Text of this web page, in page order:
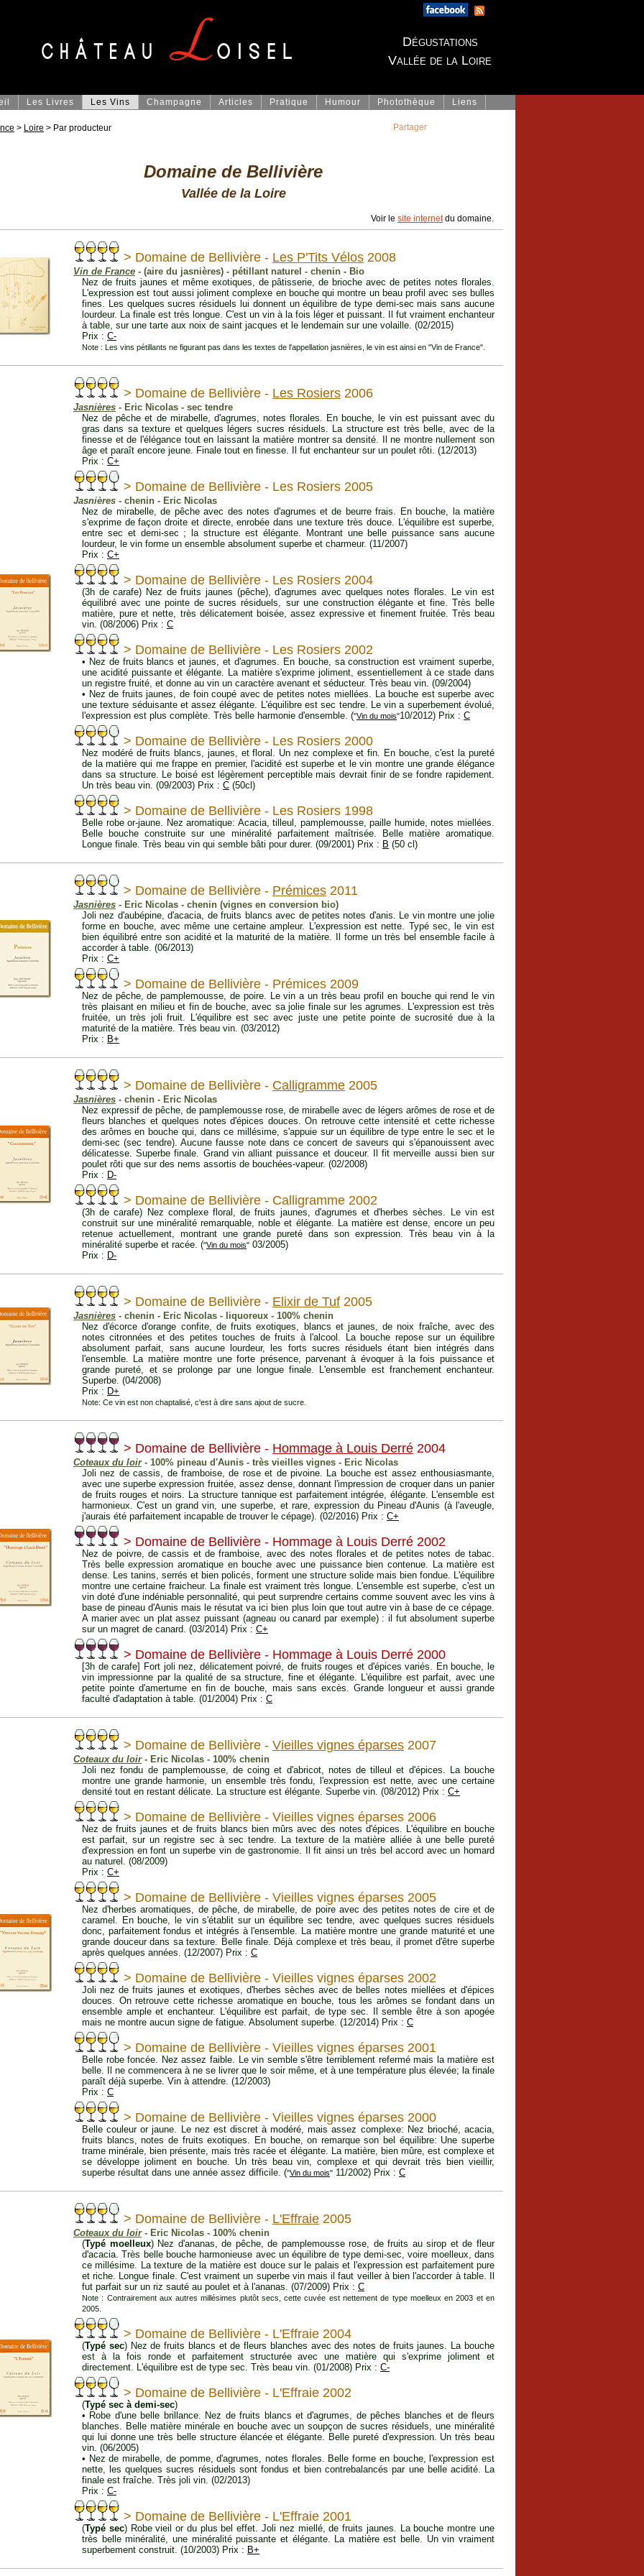
Dégustations
Vallée de la Loire
Les Livres Les Vins Champagne Articles Pratique Humour Photothèque Liens
> Loire > Par producteur
Domaine de Bellivière
Vallée de la Loire
Voir le site internetdu domaine.
> Domaine de Bellivière - Les P'Tits Vélos 2008
Vin de France - (aire du jasnières) - pétillant naturel - chenin - Bio
Nez de fruits jaunes et même exotiques, de pâtisserie, de brioche avec de petites notes florales.
L'expression est tout aussi joliment complexe en bouche qui montre un beau profil avec ses bulles
fines. Les quelques sucres résiduels lui donnent un équilibre de type demi-sec mais sans aucune
lourdeur. La finale est très longue. C'est un vin à la fois léger et puissant. Il fut vraiment enchanteur
à table, sur une tarte aux noix de saint jacques et le lendemain sur une volaille. (02/2015)
Prix : C-
Note : Les vins pétillants ne figurant pas dans les textes de l'appellation jasnières, le vin est ainsi en "Vin de France".
> Domaine de Bellivière - Les Rosiers 2006
Jasnières - Eric Nicolas - sec tendre
Nez de pêche et de mirabelle, d'agrumes, notes florales. En bouche, le vin est puissant avec du
gras dans sa texture et quelques légers sucres résiduels. La structure est très belle, avec de la
finesse et de l'élégance tout en laissant la matière montrer sa densité. Il ne montre nullement son
âge et paraît encore jeune. Finale tout en finesse. Il fut enchanteur sur un poulet rôti. (12/2013)
Prix : C+
> Domaine de Bellivière - Les Rosiers 2005
Jasnières - chenin - Eric Nicolas
Nez de mirabelle, de pêche avec des notes d'agrumes et de beurre frais. En bouche, la matière
s'exprime de façon droite et directe, enrobée dans une texture très douce. L'équilibre est superbe,
entre sec et demi-sec ; la structure est élégante. Montrant une belle puissance sans aucune
lourdeur, le vin forme un ensemble absolument superbe et charmeur. (11/2007)
Prix : C+
> Domaine de Bellivière - Les Rosiers 2004
(3h de carafe) Nez de fruits jaunes (pêche), d'agrumes avec quelques notes florales. Le vin est
équilibré avec une pointe de sucres résiduels, sur une construction élégante et fine. Très belle
matière, pure et nette, très délicatement boisée, assez expressive et finement fruitée. Très beau
vin. (08/2006) Prix : C
> Domaine de Bellivière - Les Rosiers 2002
• Nez de fruits blancs et jaunes, et d'agrumes. En bouche, sa construction est vraiment superbe,
une acidité puissante et élégante. La matière s'exprime joliment, essentiellement à ce stade dans
un registre fruité, et donne au vin un caractère avenant et séducteur. Très beau vin. (09/2004)
• Nez de fruits jaunes, de foin coupé avec de petites notes miellées. La bouche est superbe avec
une texture séduisante et assez élégante. L'équilibre est sec tendre. Le vin a superbement évolué,
l'expression est plus complète. Très belle harmonie d'ensemble. ("Vin du mois"10/2012) Prix : C
> Domaine de Bellivière - Les Rosiers 2000
Nez modéré de fruits blancs, jaunes, et floral. Un nez complexe et fin. En bouche, c'est la pureté
de la matière qui me frappe en premier, l'acidité est superbe et le vin montre une grande élégance
dans sa structure. Le boisé est légèrement perceptible mais devrait finir de se fondre rapidement.
Un très beau vin. (09/2003) Prix : C (50cl)
> Domaine de Bellivière - Les Rosiers 1998
Belle robe or-jaune. Nez aromatique: Acacia, tilleul, pamplemousse, paille humide, notes miellées.
Belle bouche construite sur une minéralité parfaitement maîtrisée. Belle matière aromatique.
Longue finale. Très beau vin qui semble bâti pour durer. (09/2001) Prix : B (50 cl)
> Domaine de Bellivière - Prémices 2011
Jasnières - Eric Nicolas - chenin (vignes en conversion bio)
Joli nez d'aubépine, d'acacia, de fruits blancs avec de petites notes d'anis. Le vin montre une jolie
forme en bouche, avec même une certaine ampleur. L'expression est nette. Typé sec, le vin est
bien équilibré entre son acidité et la maturité de la matière. Il forme un très bel ensemble facile à
accorder à table. (06/2013)
Prix : C+
> Domaine de Bellivière - Prémices 2009
Nez de pêche, de pamplemousse, de poire. Le vin a un très beau profil en bouche qui rend le vin
très plaisant en milieu et fin de bouche, avec sa jolie finale sur les agrumes. L'expression est très
fruitée, un très joli fruit. L'équilibre est sec avec juste une petite pointe de sucrosité due à la
maturité de la matière. Très beau vin. (03/2012)
Prix : B+
> Domaine de Bellivière - Calligramme 2005
Jasnières - chenin - Eric Nicolas
Nez expressif de pêche, de pamplemousse rose, de mirabelle avec de légers arômes de rose et de
fleurs blanches et quelques notes d'épices douces. On retrouve cette intensité et cette richesse
des arômes en bouche qui, dans ce millésime, s'appuie sur un équilibre de type entre le sec et le
demi-sec (sec tendre). Aucune fausse note dans ce concert de saveurs qui s'épanouissent avec
délicatesse. Superbe finale. Grand vin alliant puissance et douceur. Il fit merveille aussi bien sur
poulet rôti que sur des nems assortis de bouchées-vapeur. (02/2008)
Prix : D-
> Domaine de Bellivière - Calligramme 2002
(3h de carafe) Nez complexe floral, de fruits jaunes, d'agrumes et d'herbes sèches. Le vin est
construit sur une minéralité remarquable, noble et élégante. La matière est dense, encore un peu
retenue actuellement, montrant une grande pureté dans son expression. Très beau vin à la
minéralité superbe et racée. ("Vin du mois" 03/2005)
Prix : D-
> Domaine de Bellivière - Elixir de Tuf 2005
Jasnières - chenin - Eric Nicolas - liquoreux - 100% chenin
Nez d'écorce d'orange confite, de fruits exotiques, blancs et jaunes, de noix fraîche, avec des
notes citronnées et des petites touches de fruits à l'alcool. La bouche repose sur un équilibre
absolument parfait, sans aucune lourdeur, les forts sucres résiduels étant bien intégrés dans
l'ensemble. La matière montre une forte présence, parvenant à évoquer à la fois puissance et
grande pureté, et se prolonge par une longue finale. L'ensemble est franchement enchanteur.
Superbe. (04/2008)
Prix : D+
Note: Ce vin est non chaptalisé, c'est à dire sans ajout de sucre.
> Domaine de Bellivière - Hommage à Louis Derré 2004
Coteaux du loir- 100% pineau d'Aunis - très vieilles vignes - Eric Nicolas
Joli nez de cassis, de framboise, de rose et de pivoine. La bouche est assez enthousiasmante,
avec une superbe expression fruitée, assez dense, donnant l'impression de croquer dans un panier
de fruits rouges et noirs. La structure tannique est parfaitement intégrée, élégante. L'ensemble est
harmonieux. C'est un grand vin, une superbe, et rare, expression du Pineau d'Aunis (à l'aveugle,
j'aurais été parfaitement incapable de trouver le cépage). (02/2016) Prix : C+
> Domaine de Bellivière - Hommage à Louis Derré 2002
Nez de poivre, de cassis et de framboise, avec des notes florales et de petites notes de tabac.
Très belle expression aromatique en bouche avec une puissance bien contenue. La matière est
dense. Les tanins, serrés et bien policés, forment une structure solide mais bien fondue. L'équilibre
montre une certaine fraicheur. La finale est vraiment très longue. L'ensemble est superbe, c'est un
vin doté d'une indéniable personnalité, qui peut surprendre certains comme souvent avec les vins à
base de pineau d'Aunis mais le résutat va ici bien plus loin que tout autre vin à base de ce cépage.
A marier avec un plat assez puissant (agneau ou canard par exemple) : il fut absolument superbe
sur un magret de canard. (03/2014) Prix : C+
> Domaine de Bellivière - Hommage à Louis Derré 2000
[3h de carafe] Fort joli nez, délicatement poivré, de fruits rouges et d'épices variés. En bouche, le
vin impressionne par la qualité de sa structure, fine et élégante. L'équilibre est parfait, avec une
petite pointe d'amertume en fin de bouche, mais sans excès. Grande longueur et aussi grande
faculté d'adaptation à table. (01/2004) Prix : C
> Domaine de Bellivière - Vieilles vignes éparses 2007
Coteaux du loir- Eric Nicolas - 100% chenin
Joli nez fondu de pamplemousse, de coing et d'abricot, notes de tilleul et d'épices. La bouche
montre une grande harmonie, un ensemble très fondu, l'expression est nette, avec une certaine
densité tout en restant délicate. La structure est élégante. Superbe vin. (08/2012) Prix : C+
> Domaine de Bellivière - Vieilles vignes éparses 2006
Nez de fruits jaunes et de fruits blancs bien mûrs avec des notes d'épices. L'équilibre en bouche
est parfait, sur un registre sec à sec tendre. La texture de la matière alliée à une belle pureté
d'expression en font un superbe vin de gastronomie. Il fit ainsi un très bel accord avec un homard
au naturel. (08/2009)
Prix : C+
> Domaine de Bellivière - Vieilles vignes éparses 2005
Nez d'herbes aromatiques, de pêche, de mirabelle, de poire avec des petites notes de cire et de
caramel. En bouche, le vin s'établit sur un équilibre sec tendre, avec quelques sucres résiduels
donc, parfaitement fondus et intégrés à l'ensemble. La matière montre une grande maturité et une
grande douceur dans sa texture. Belle finale. Déjà complexe et très beau, il promet d'être superbe
après quelques années. (12/2007) Prix : C
> Domaine de Bellivière - Vieilles vignes éparses 2002
Joli nez de fruits jaunes et exotiques, d'herbes sèches avec de belles notes miellées et d'épices
douces. On retrouve cette richesse aromatique en bouche, tous les arômes se fondant dans un
ensemble ample et enchanteur. L'équilibre est parfait, de type sec. Il semble être à son apogée
mais ne montre aucun signe de fatigue. Absolument superbe. (12/2014) Prix : C
> Domaine de Bellivière - Vieilles vignes éparses 2001
Belle robe foncée. Nez assez faible. Le vin semble s'être terriblement refermé mais la matière est
belle. Il ne commencera à ne se livrer que le soir même, et à une température plus élevée; la finale
paraît déjà superbe. Vin à attendre. (12/2003)
Prix : C
> Domaine de Bellivière - Vieilles vignes éparses 2000
Belle couleur or jaune. Le nez est discret à modéré, mais assez complexe: Nez brioché, acacia,
fruits blancs, notes de fruits exotiques. En bouche, on remarque son bel équilibre: Une superbe
trame minérale, bien présente, mais très racée et élégante. La matière, bien mûre, est complexe et
se développe joliment en bouche. Un très beau vin, complexe et qui devrait très bien vieillir,
superbe résultat dans une année assez difficile. ("Vin du mois" 11/2002) Prix : C
> Domaine de Bellivière - L'Effraie 2005
Coteaux du loir- Eric Nicolas - 100% chenin
(Typé moelleux) Nez d'ananas, de pêche, de pamplemousse rose, de fruits au sirop et de fleur
d'acacia. Très belle bouche harmonieuse avec un équilibre de type demi-sec, voire moelleux, dans
ce millésime. La texture de la matière est douce sur le palais et l'expression est parfaitement pure
et riche. Longue finale. C'est vraiment un superbe vin mais il faut veiller à bien l'accorder à table. Il
fut parfait sur un riz sauté au poulet et à l'ananas. (07/2009) Prix : C
Note : Contrairement aux autres millésimes plutôt secs, cette cuvée est nettement de type moelleux en 2003 et en
2005.
> Domaine de Bellivière - L'Effraie 2004
(Typé sec) Nez de fruits blancs et de fleurs blanches avec des notes de fruits jaunes. La bouche
est à la fois ronde et parfaitement structurée avec une matière qui s'exprime joliment et
directement. L'équilibre est de type sec. Très beau vin. (01/2008) Prix : C-
> Domaine de Bellivière - L'Effraie 2002
(Typé sec à demi-sec)
• Robe d'une belle brillance. Nez de fruits blancs et d'agrumes, de pêches blanches et de fleurs
blanches. Belle matière minérale en bouche avec un soupçon de sucres résiduels, une minéralité
qui lui donne une très belle structure élancée et élégante. Belle pureté d'expression. Un très beau
vin. (06/2005)
• Nez de mirabelle, de pomme, d'agrumes, notes florales. Belle forme en bouche, l'expression est
nette, les quelques sucres résiduels sont fondus et bien contrebalancés par une belle acidité. La
finale est fraîche. Très joli vin. (02/2013)
Prix : C-
> Domaine de Bellivière - L'Effraie 2001
(Typé sec) Robe vieil or du plus bel effet. Joli nez miellé, de fruits jaunes. La bouche montre une
très belle minéralité, une minéralité puissante et élégante. La matière est belle. Un vin vraiment
superbement construit. (10/2003) Prix : B+
Partager